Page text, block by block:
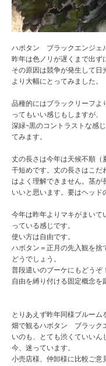
ハボタン ブラックエンジェ
昨年は色ノリが遅くまで出ず
その原因は競争が発生して
より大幅にとってみました。
品種的にはブラックリーフよ
ってもいい感じもしますが、
深緑~黒のコントラストな感
てみます。
丈の長さは今年は天候不順（
干短めです。丈の長さはこだ
はよく理解できません。茎が
いいと思います。要はヘッド
今年は昨年よりマキがまいて
っている感じです。
使い方は自由です。
ハボタン＝正月の先入観を捨
どうでしょう。
普段遣いのブーケにもどうぞ！
自由を縛り付ける固定概念を
とりあえず昨年同様ブルーム
畑で観るハボタン ブラック
いのも、とても渋くていいん
今、迷っています。
小売店様、仲卸様に比較ご意